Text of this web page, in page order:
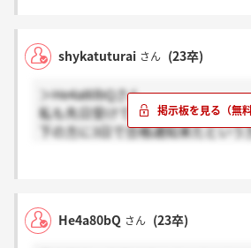
shykatuturai さん (23卒)
＞He4a80bQさん
私も先日受けてきました。
下の方に3日で合格通知来たという
He4a80bQ さん (23卒)